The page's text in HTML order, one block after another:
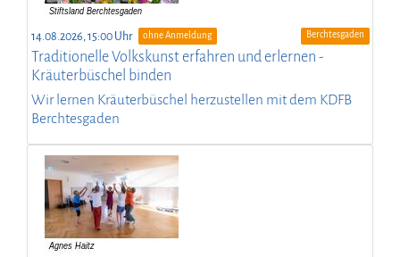
14.08.2026, 15:00 Uhr ohne Anmeldung Berchtesgaden
Traditionelle Volkskunst erfahren und erlernen -
Kräuterbüschel binden
Wir lernen Kräuterbüschel herzustellen mit dem KDFB
Berchtesgaden